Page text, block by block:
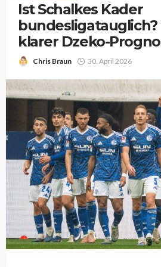
Ist Schalkes Kader
klarer Dzeko-
Chris Braun 30. April 2026